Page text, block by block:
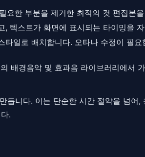
요한 부분을 제거한 최적의 컷 편집본
텍스트가 화면에 표시되는 타이밍을
일로 배치합니다. 오타나 수정이 필
배경음악 및 효과음 라이브러리에서
듭니다. 이는 단순한 시간 절약을 넘어
.